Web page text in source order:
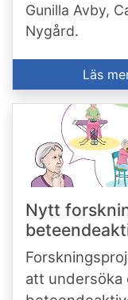
Gunilla Avby,
Nygård.
Läs
Nytt
att undersöka